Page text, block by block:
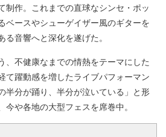
制作。これまでの直球なシンセ・ポッ
ベースやシューゲイザー風のギターを
音響へと深化を遂げた。
、不健康なまでの情熱をテーマにした
て躍動感を増したライブパフォーマン
半分が踊り、半分が泣いている」と形
や各地の大型フェスを席巻中。